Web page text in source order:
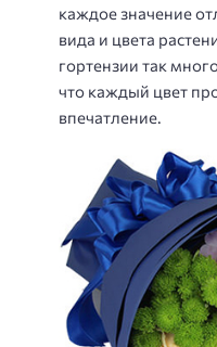
каждое значение
вида и цвета
гортензии так
что каждый цвет
впечатление.